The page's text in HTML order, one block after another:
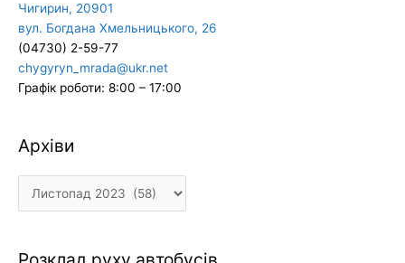
Чигирин, 20901
вул. Богдана Хмельницького, 26
(04730) 2-59-77
chygyryn_mrada@ukr.net
Графік роботи: 8:00 – 17:00
Архіви
Архіви